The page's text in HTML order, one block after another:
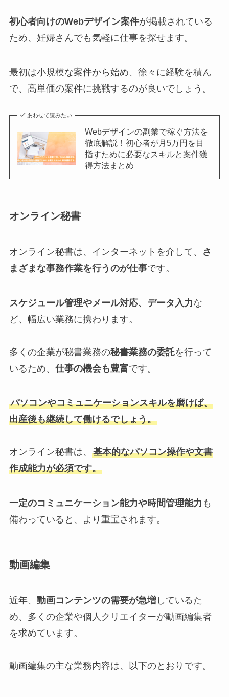
初心者向けのWebデザイン案件が掲載されている
ため、妊婦さんでも気軽に仕事を探せます。
最初は小規模な案件から始め、徐々に経験を積ん
で、高単価の案件に挑戦するのが良いでしょう。
あわせて読みたい
Webデザインの副業で稼ぐ方法を
徹底解説！初心者が月5万円を目
指すために必要なスキルと案件獲
得方法まとめ
オンライン秘書
オンライン秘書は、インターネットを介して、
さ
まざまな事務作業を行うのが仕事です。
スケジュール管理やメール対応、データ入力な
ど、幅広い業務に携わります。
多くの企業が秘書業務の秘書業務の委託を行って
いるため、 仕事の機会も豊富です。
パソコンやコミュニケーションスキルを磨けば、
出産後も継続して働けるでしょう。
オンライン秘書は、 基本的なパソコン操作や文書
作成能力が必須です。
一定のコミュニケーション能力や時間管理能力 も
備わっていると、より重宝されます。
動画編集
近年、 動画コンテンツの需要が急増しているた
め、多くの企業や個人クリエイターが動画編集者
を求めています。
動画編集の主な業務内容は、以下のとおりです。